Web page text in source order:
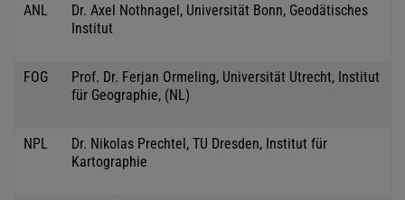
ANL
Dr. Axel Nothnagel, Universität Bonn, Geodätisches
Institut
FOG
Prof. Dr. Ferjan Ormeling, Universität Utrecht, Institut
für Geographie, (NL)
NPL
Dr. Nikolas Prechtel, TU Dresden, Institut für
Kartographie